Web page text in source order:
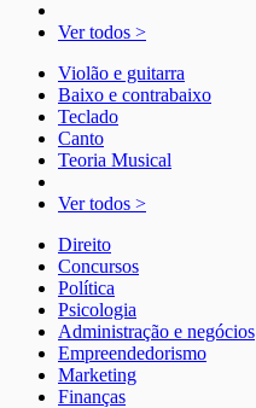
Ver todos >
Violão e guitarra
Baixo e contrabaixo
Teclado
Canto
Teoria Musical
Ver todos >
Direito
Concursos
Política
Psicologia
Administração e negócios
Empreendedorismo
Marketing
Finanças